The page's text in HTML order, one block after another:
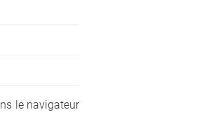
le navigateur